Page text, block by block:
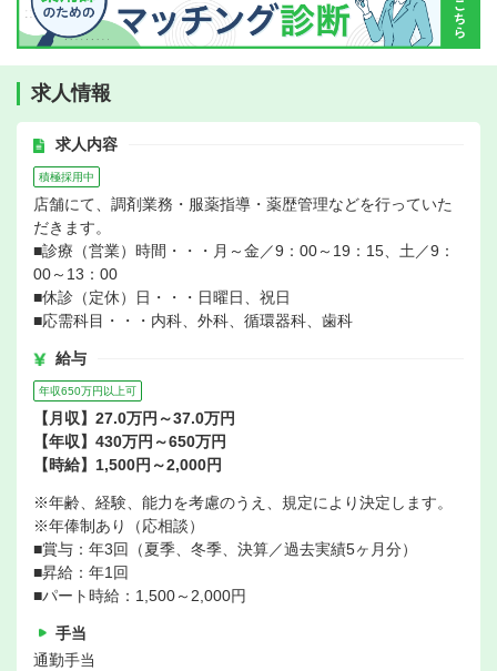
求人情報
求人内容
積極採用中
店舗にて、調剤業務・服薬指導・薬歴管理などを行っていた
だきます。
■診療（営業）時間・・・月～金／9：00～19：15、土／9：
00～13：00
■休診（定休）日・・・日曜日、祝日
■応需科目・・・内科、外科、循環器科、歯科
給与
年収650万円以上可
【月収】27.0万円～37.0万円
【年収】430万円～650万円
【時給】1,500円～2,000円
※年齢、経験、能力を考慮のうえ、規定により決定します。
※年俸制あり（応相談）
■賞与：年3回（夏季、冬季、決算／過去実績5ヶ月分）
■昇給：年1回
■パート時給：1,500～2,000円
手当
通勤手当